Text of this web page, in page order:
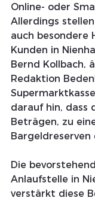
Online- oder
Allerdings
auch besondere
Kunden in
Bernd Kollbach,
Redaktion
darauf hin, dass
Beträgen, zu
Die
Anlaufstelle in
verstärkt diese